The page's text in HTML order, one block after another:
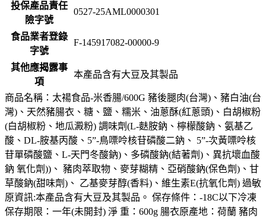
投保產品責任
險字號
0527-25AML0000301
食品業者登錄
字號
F-145917082-00000-9
其他應揭露事
項
本產品含有大豆及其製品
商品名稱：太禓食品-米香腸/600G 豬後腿肉(台灣)、豬白油(台
灣)、天然豬腸衣、糖、鹽、糯米、油蔥酥(紅蔥頭)、白胡椒粉
(白胡椒粉、地瓜澱粉) 調味劑(L-麩胺鈉、檸檬酸鈉、氨基乙
酸、DL-胺基丙酸、5”-鳥嘌呤核苷磷酸二鈉、 5”-次黃嘌呤核
苷單磷酸鹽、L-天門冬酸鈉)、多磷酸鈉(結著劑)、異抗壞血酸
鈉 氧化劑))、 豬肉萃取物、麥芽糊精、亞硝酸鈉(保色劑)、甘
草酸鈉(甜味劑)、 乙基麥芽醇(香料)、維生素E(抗氧化劑) 過敏
原資訊:本產品含有大豆及其製品。 保存條件：-18C以下冷凍
保存期限：一年(未開封) 淨 重：600g 腸衣原產地：荷蘭 豬肉